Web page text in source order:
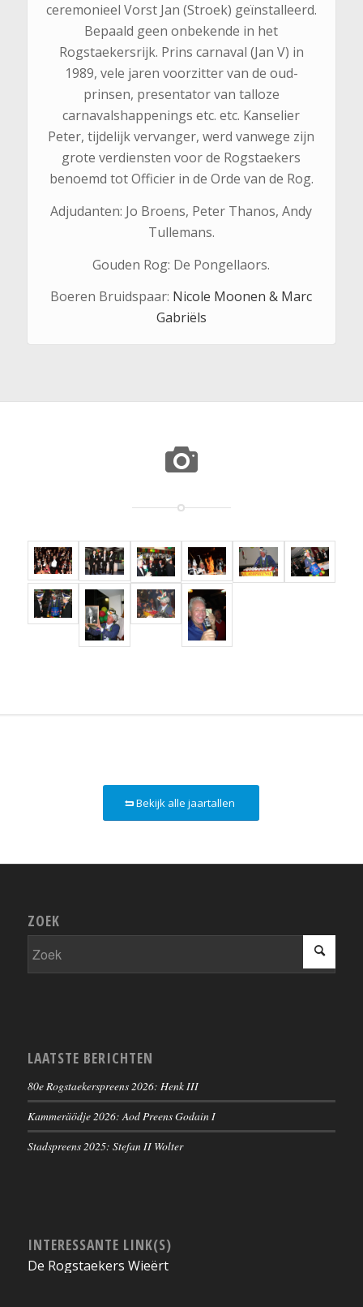
ceremonieel Vorst Jan (Stroek) geïnstalleerd.
Bepaald geen onbekende in het
Rogstaekersrijk. Prins carnaval (Jan V) in
1989, vele jaren voorzitter van de oud-
prinsen, presentator van talloze
carnavalshappenings etc. etc. Kanselier
Peter, tijdelijk vervanger, werd vanwege zijn
grote verdiensten voor de Rogstaekers
benoemd tot Officier in de Orde van de Rog.
Adjudanten: Jo Broens, Peter Thanos, Andy
Tullemans.
Gouden Rog: De Pongellaors.
Boeren Bruidspaar: Nicole Moonen & Marc
Gabriëls
Bekijk alle jaartallen
ZOEK
LAATSTE BERICHTEN
80e Rogstaekerspreens 2026: Henk III
Kammeräödje 2026: Aod Preens Godain I
Stadspreens 2025: Stefan II Wolter
INTERESSANTE LINK(S)
De Rogstaekers Wieërt